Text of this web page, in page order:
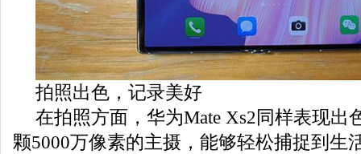
拍照出色，记录美好
在拍照方面，华为Mate Xs2同样表现出
颗5000万像素的主摄，能够轻松捕捉到生